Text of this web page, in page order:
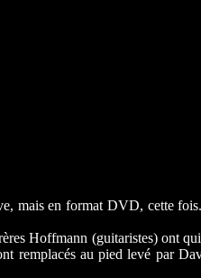
mais en format DVD, cette
Hoffmann (guitaristes) ont
remplacés au pied levé par